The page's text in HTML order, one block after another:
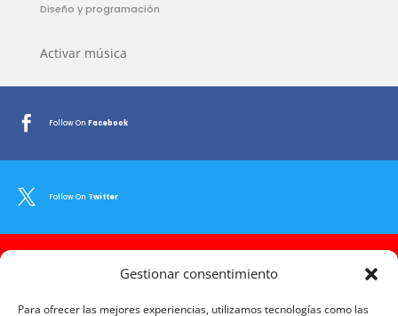
Gestionar consentimiento
Para ofrecer las mejores experiencias, utilizamos tecnologías como las
Diseño y programación
Activar música
 Follow On Facebook
 Follow On Twitter
Youtube